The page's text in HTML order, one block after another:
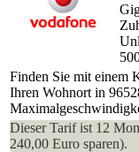
Finden Sie mit einem
Ihren Wohnort in
Dieser Tarif ist 12
240,00 Euro sparen).